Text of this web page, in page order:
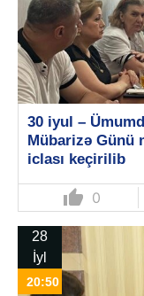
30 iyul –
Mübarizə Günü
iclası keçirilib
thumb_up 0
28
İyl
20:50